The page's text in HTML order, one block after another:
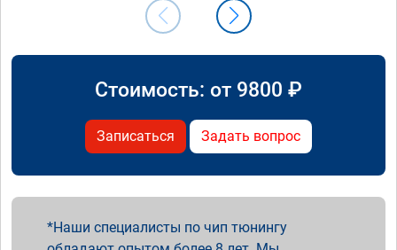
Стоимость: от 9800 ₽
Записаться Задать вопрос
Наши специалисты по чип тюнингу